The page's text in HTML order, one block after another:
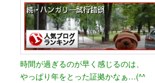
時間が過ぎるのが早く感じるのは、
やっぱり年をとった証拠かなぁ…(^^ゞ